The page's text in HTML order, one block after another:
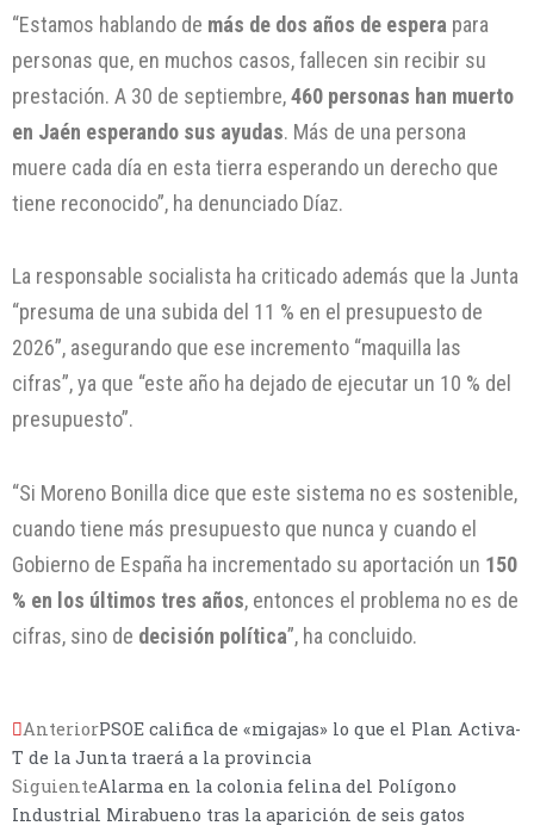
“Estamos hablando de más de dos años de espera para
personas que, en muchos casos, fallecen sin recibir su
prestación. A 30 de septiembre,460 personas han muerto
en Jaén esperando sus ayudas. Más de una persona
muere cada día en esta tierra esperando un derecho que
tiene reconocido”, ha denunciado Díaz.
La responsable socialista ha criticado además que la Junta
“presuma de una subida del 11 % en el presupuesto de
2026”, asegurando que ese incremento “maquilla las
cifras”, ya que “este año ha dejado de ejecutar un 10 % del
presupuesto”.
“Si Moreno Bonilla dice que este sistema no es sostenible,
cuando tiene más presupuesto que nunca y cuando el
Gobierno de España ha incrementado su aportación un 150
% en los últimos tres años, entonces el problema no es de
cifras, sino de decisión política”, ha concluido.
AnteriorPSOE califica de «migajas» lo que el Plan Activa-
T de la Junta traerá a la provincia
SiguienteAlarma en la colonia felina del Polígono
Industrial Mirabueno tras la aparición de seis gatos